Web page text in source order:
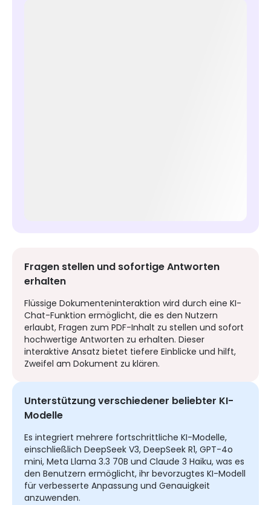
Fragen stellen und sofortige Antworten
erhalten
Flüssige Dokumenteninteraktion wird durch eine KI-
Chat-Funktion ermöglicht, die es den Nutzern
erlaubt, Fragen zum PDF-Inhalt zu stellen und sofort
hochwertige Antworten zu erhalten. Dieser
interaktive Ansatz bietet tiefere Einblicke und hilft,
Zweifel am Dokument zu klären.
Unterstützung verschiedener beliebter KI-
Modelle
Es integriert mehrere fortschrittliche KI-Modelle,
einschließlich DeepSeek V3, DeepSeek R1, GPT-4o
mini, Meta Llama 3.3 70B und Claude 3 Haiku, was es
den Benutzern ermöglicht, ihr bevorzugtes KI-Modell
für verbesserte Anpassung und Genauigkeit
anzuwenden.